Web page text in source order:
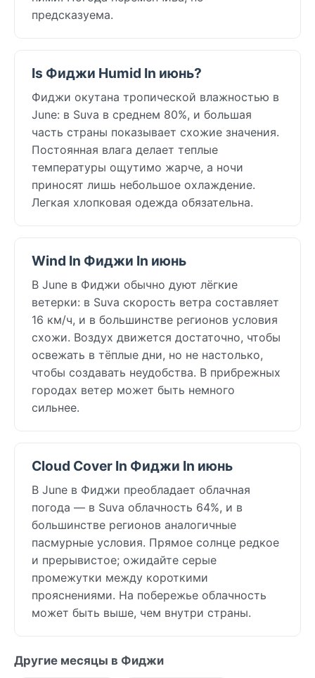
предсказуема.
Is Фиджи Humid In июнь?
Фиджи окутана тропической влажностью в
June: в Suva в среднем 80%, и большая
часть страны показывает схожие значения.
Постоянная влага делает теплые
температуры ощутимо жарче, а ночи
приносят лишь небольшое охлаждение.
Легкая хлопковая одежда обязательна.
Wind In Фиджи In июнь
В June в Фиджи обычно дуют лёгкие
ветерки: в Suva скорость ветра составляет
16 км/ч, и в большинстве регионов условия
схожи. Воздух движется достаточно, чтобы
освежать в тёплые дни, но не настолько,
чтобы создавать неудобства. В прибрежных
городах ветер может быть немного
сильнее.
Cloud Cover In Фиджи In июнь
В June в Фиджи преобладает облачная
погода — в Suva облачность 64%, и в
большинстве регионов аналогичные
пасмурные условия. Прямое солнце редкое
и прерывистое; ожидайте серые
промежутки между короткими
прояснениями. На побережье облачность
может быть выше, чем внутри страны.
Другие месяцы в Фиджи